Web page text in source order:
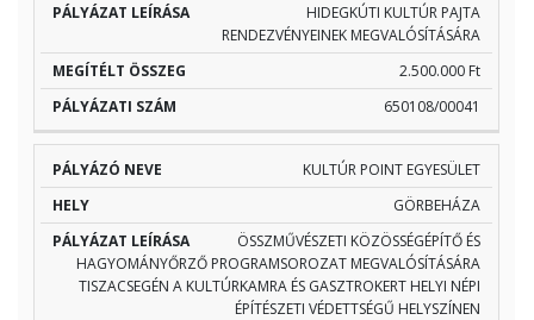
HIDEGKÚTI KULTÚR PAJTA
RENDEZVÉNYEINEK MEGVALÓSÍTÁSÁRA
2.500.000 Ft
650108/00041
KULTÚR POINT EGYESÜLET
GÖRBEHÁZA
ÖSSZMŰVÉSZETI KÖZÖSSÉGÉPÍTŐ ÉS
HAGYOMÁNYŐRZŐ PROGRAMSOROZAT MEGVALÓSÍTÁSÁRA
TISZACSEGÉN A KULTÚRKAMRA ÉS GASZTROKERT HELYI NÉPI
ÉPÍTÉSZETI VÉDETTSÉGŰ HELYSZÍNEN